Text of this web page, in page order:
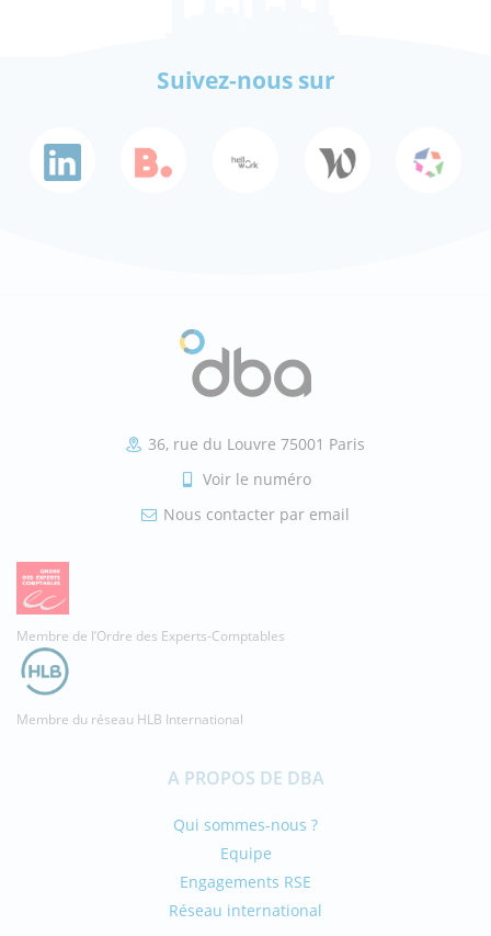
Suivez-nous sur
36, rue du Louvre 75001 Paris
Voir le numéro
Nous contacter par email
Membre de l’Ordre des Experts-Comptables
Membre du réseau HLB International
A PROPOS DE DBA
Qui sommes-nous ?
Equipe
Engagements RSE
Réseau international